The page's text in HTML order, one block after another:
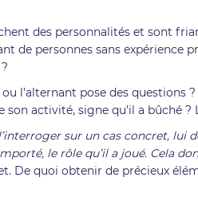
des personnalités et sont
de personnes sans expérience
l’alternant pose des questions
son activité, signe qu’il a bûché
sur un cas concret, lui
le rôle qu’il a joué. Cela
De quoi obtenir de précieux